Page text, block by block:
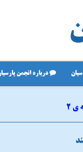
درباره انجمن
ی ۲